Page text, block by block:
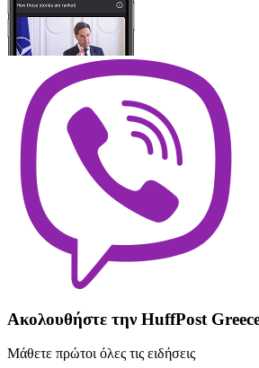
Ακολουθήστε την HuffPost
Μάθετε πρώτοι όλες τις ειδήσεις